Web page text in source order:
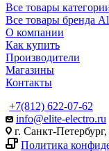
Все товары
Все товары бренда
О компании
Как купить
Производители
Магазины
Контакты
+7(812) 622-07-62
info@elite-electro.ru
г. Санкт-
Политика